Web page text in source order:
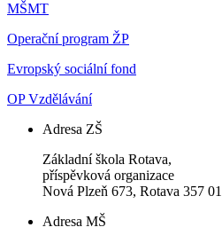
MŠMT
Operační program ŽP
Evropský sociální fond
OP Vzdělávání
Adresa ZŠ
Základní škola Rotava,
příspěvková organizace
Nová Plzeň 673, Rotava 357 01
Adresa MŠ